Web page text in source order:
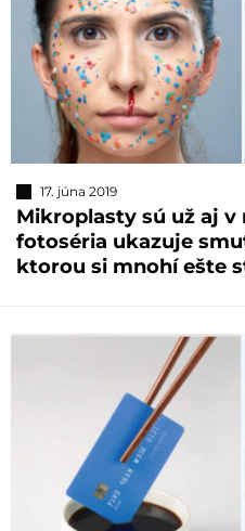
17. júna 2019
Mikroplasty sú už aj v
fotoséria ukazuje
ktorou si mnohí ešte